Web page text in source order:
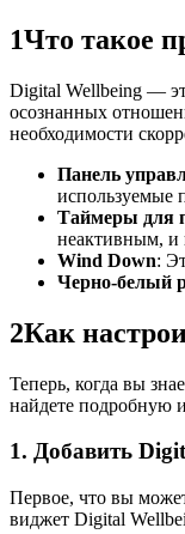
1Что такое
Digital Wellbeing —
осознанных
необходимости
Панель
используемые
Таймеры для
неактивным, и
Wind Down:
Черно-белый
2Как
Теперь, когда вы
найдете подробную
1. Добавить
Первое, что вы
виджет Digital